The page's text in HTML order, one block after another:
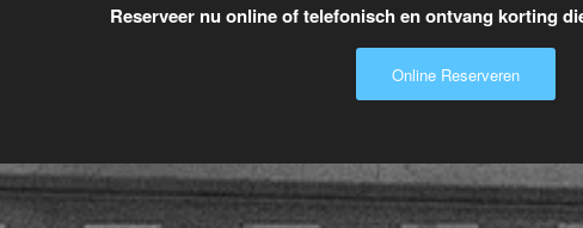
Reserveer nu online of telefonisch en ontvang korting
Online Reserveren